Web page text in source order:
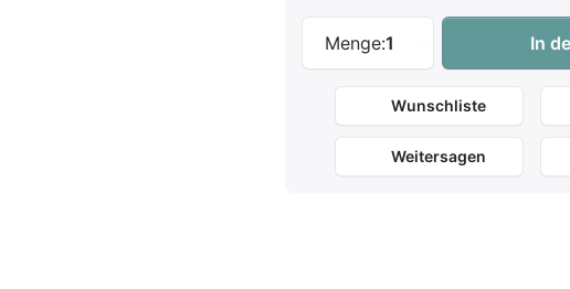
Menge:1
Content Chapel
In
Wunschliste
Weitersagen